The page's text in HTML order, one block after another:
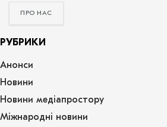
ПРО НАС
РУБРИКИ
Анонси
Новини
Новини медіапростору
Міжнародні новини